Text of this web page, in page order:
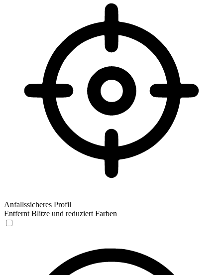
Anfallssicheres Profil
Entfernt Blitze und reduziert Farben